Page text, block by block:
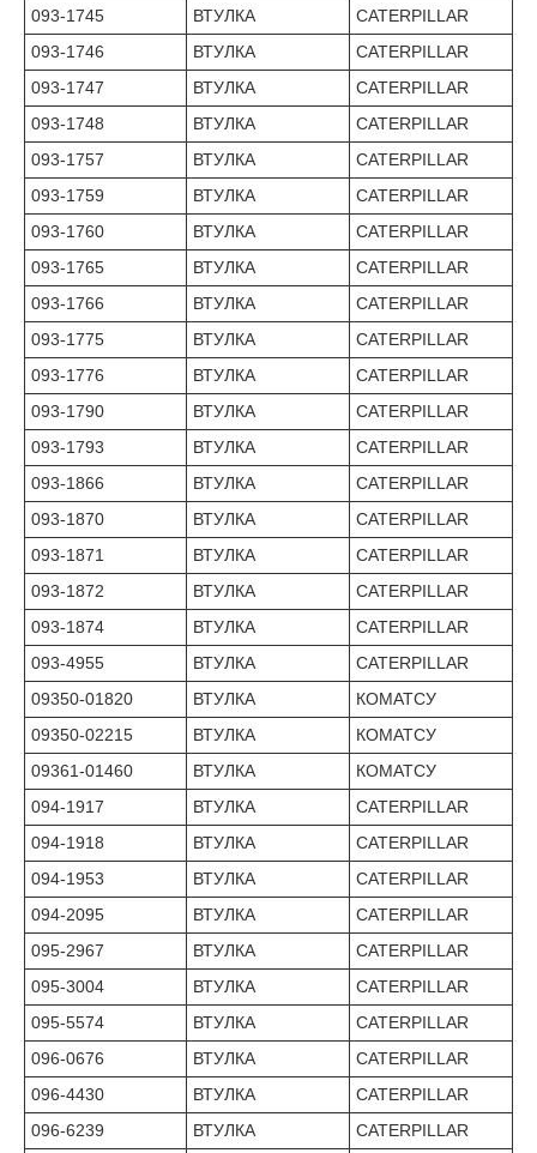
093-1745
ВТУЛКА
CATERPILLAR
093-1746
ВТУЛКА
CATERPILLAR
093-1747
ВТУЛКА
CATERPILLAR
093-1748
ВТУЛКА
CATERPILLAR
093-1757
ВТУЛКА
CATERPILLAR
093-1759
ВТУЛКА
CATERPILLAR
093-1760
ВТУЛКА
CATERPILLAR
093-1765
ВТУЛКА
CATERPILLAR
093-1766
ВТУЛКА
CATERPILLAR
093-1775
ВТУЛКА
CATERPILLAR
093-1776
ВТУЛКА
CATERPILLAR
093-1790
ВТУЛКА
CATERPILLAR
093-1793
ВТУЛКА
CATERPILLAR
093-1866
ВТУЛКА
CATERPILLAR
093-1870
ВТУЛКА
CATERPILLAR
093-1871
ВТУЛКА
CATERPILLAR
093-1872
ВТУЛКА
CATERPILLAR
093-1874
ВТУЛКА
CATERPILLAR
093-4955
ВТУЛКА
CATERPILLAR
09350-01820
ВТУЛКА
КОМАТСУ
09350-02215
ВТУЛКА
КОМАТСУ
09361-01460
ВТУЛКА
КОМАТСУ
094-1917
ВТУЛКА
CATERPILLAR
094-1918
ВТУЛКА
CATERPILLAR
094-1953
ВТУЛКА
CATERPILLAR
094-2095
ВТУЛКА
CATERPILLAR
095-2967
ВТУЛКА
CATERPILLAR
095-3004
ВТУЛКА
CATERPILLAR
095-5574
ВТУЛКА
CATERPILLAR
096-0676
ВТУЛКА
CATERPILLAR
096-4430
ВТУЛКА
CATERPILLAR
096-6239
ВТУЛКА CATERPILLAR